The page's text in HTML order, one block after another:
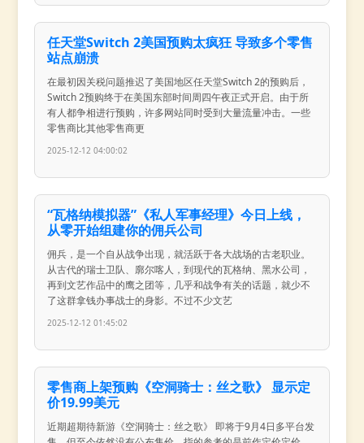
任天堂Switch 2美国预购太疯狂 导致多个零售
站点崩溃
在最初因关税问题推迟了美国地区任天堂Switch 2的预购后，
Switch 2预购终于在美国东部时间周四午夜正式开启。由于所
有人都争相进行预购，许多网站同时受到大量流量冲击。一些
零售商比其他零售商更
2025-12-12 04:00:02
“瓦格纳模拟器”《私人军事经理》今日上线，
从零开始组建你的佣兵公司
佣兵，是一个自从战争出现，就活跃于各大战场的古老职业。
从古代的瑞士卫队、廓尔喀人，到现代的瓦格纳、黑水公司，
再到文艺作品中的鹰之团等，几乎和战争有关的话题，就少不
了这群拿钱办事战士的身影。不过不少文艺
2025-12-12 01:45:02
零售商上架预购《空洞骑士：丝之歌》 显示定
价19.99美元
近期超期待新游《空洞骑士：丝之歌》 即将于9月4日多平台发